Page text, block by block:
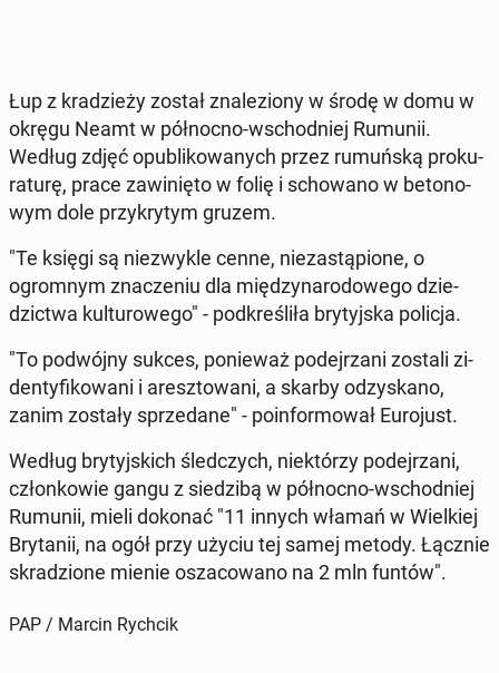
Łup z kra­dzie­ży został zna­le­zio­ny w środę w domu w
okręgu Neamt w pół­noc­no-wschod­niej Rumunii.
Według zdjęć opu­bli­ko­wa­nych przez ru­muń­ską pro­ku­
ra­tu­rę, prace za­wi­nię­to w folię i scho­wa­no w be­to­no­
wym dole przy­kry­tym gruzem.
"Te księgi są nie­zwy­kle cenne, nie­za­stą­pio­ne, o
ogrom­nym zna­cze­niu dla mię­dzy­na­ro­do­we­go dzie­
dzic­twa kul­tu­ro­we­go" - pod­kre­śli­ła bry­tyj­ska policja.
"To po­dwój­ny sukces, po­nie­waż po­dej­rza­ni zostali zi­
den­ty­fi­ko­wa­ni i aresz­to­wa­ni, a skarby od­zy­ska­no,
zanim zostały sprze­da­ne" - po­in­for­mo­wał Eu­ro­just.
Według bry­tyj­skich śled­czych, nie­któ­rzy po­dej­rza­ni,
człon­ko­wie gangu z sie­dzi­bą w pół­noc­no-wschod­niej
Rumunii, mieli dokonać "11 innych włamań w Wiel­kiej
Bry­ta­nii, na ogół przy użyciu tej samej metody. Łącznie
skra­dzio­ne mienie osza­co­wa­no na 2 mln funtów".
PAP / Marcin Rychcik